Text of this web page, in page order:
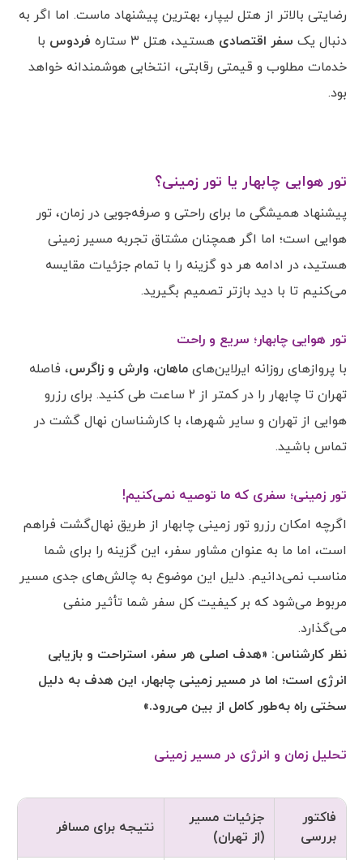
رضایتی بالاتر از هتل لیپار، بهترین پیشنهاد ماست. اما اگر به
دنبال یک سفر اقتصادی هستید، هتل ۳ ستاره فردوس با
خدمات مطلوب و قیمتی رقابتی، انتخابی هوشمندانه خواهد
بود.
تور هوایی چابهار یا تور زمینی؟
پیشنهاد همیشگی ما برای راحتی و صرفه‌جویی در زمان، تور
هوایی است؛ اما اگر همچنان مشتاق تجربه مسیر زمینی
هستید، در ادامه هر دو گزینه را با تمام جزئیات مقایسه
می‌کنیم تا با دید بازتر تصمیم بگیرید.
تور هوایی چابهار؛ سریع و راحت
با پروازهای روزانه ایرلاین‌های ماهان، وارش و زاگرس، فاصله
تهران تا چابهار را در کمتر از ۲ ساعت طی کنید. برای رزرو
هوایی از تهران و سایر شهرها، با کارشناسان نهال گشت در
تماس باشید.
تور زمینی؛ سفری که ما توصیه نمی‌کنیم!
اگرچه امکان رزرو تور زمینی چابهار از طریق نهال‌گشت فراهم
است، اما ما به عنوان مشاور سفر، این گزینه را برای شما
مناسب نمی‌دانیم. دلیل این موضوع به چالش‌های جدی مسیر
مربوط می‌شود که بر کیفیت کل سفر شما تأثیر منفی
می‌گذارد.
نظر کارشناس: «هدف اصلی هر سفر، استراحت و بازیابی
انرژی است؛ اما در مسیر زمینی چابهار، این هدف به دلیل
سختی راه به‌طور کامل از بین می‌رود.»
تحلیل زمان و انرژی در مسیر زمینی
فاکتور
بررسی
جزئیات مسیر
(از تهران)
نتیجه برای مسافر